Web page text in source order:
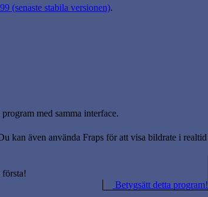
(senaste stabila versionen).
med samma interface.
kan även använda Fraps för att visa bildrate i realtid
första!
Betygsätt detta program!